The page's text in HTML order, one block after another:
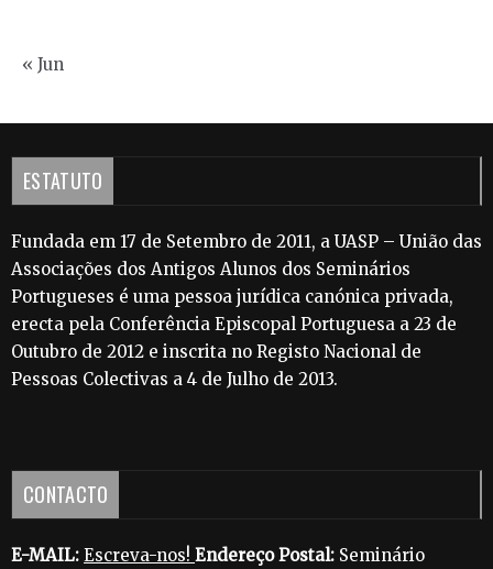
« Jun
ESTATUTO
Fundada em 17 de Setembro de 2011, a UASP – União das
Associações dos Antigos Alunos dos Seminários
Portugueses é uma pessoa jurídica canónica privada,
erecta pela Conferência Episcopal Portuguesa a 23 de
Outubro de 2012 e inscrita no Registo Nacional de
Pessoas Colectivas a 4 de Julho de 2013.
CONTACTO
E-MAIL: Escreva-nos! Endereço Postal: Seminário